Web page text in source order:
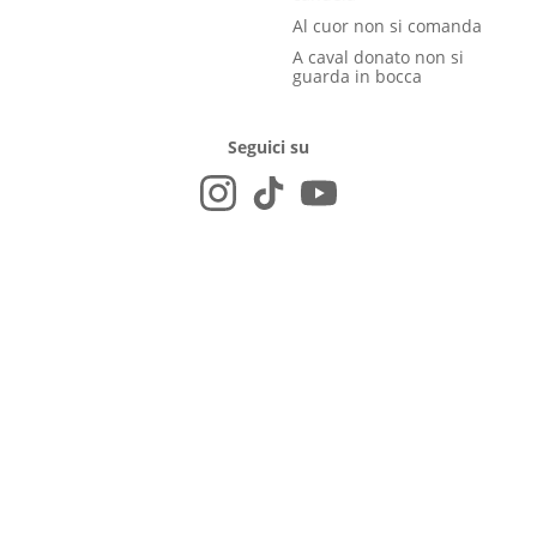
Al cuor non si comanda
A caval donato non si
guarda in bocca
Seguici su